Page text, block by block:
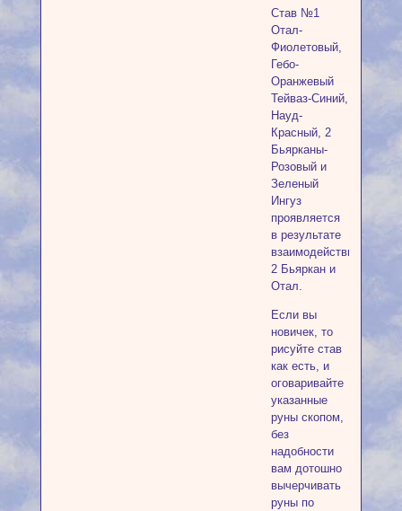
Став №1
Отал-
Фиолетовый,
Гебо-
Оранжевый
Тейваз-Синий,
Науд-
Красный, 2
Бьярканы-
Розовый и
Зеленый
Ингуз
проявляется
в результате
взаимодействия
2 Бьяркан и
Отал.
Если вы
новичек, то
рисуйте став
как есть, и
оговаривайте
указанные
руны скопом,
без
надобности
вам дотошно
вычерчивать
руны по